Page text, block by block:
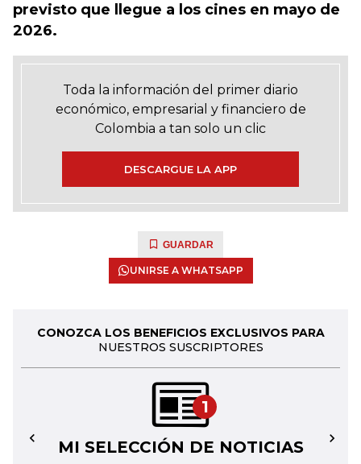
previsto que llegue a los cines en mayo de
2026.
Toda la información del primer diario
económico, empresarial y financiero de
Colombia a tan solo un clic
DESCARGUE LA APP
GUARDAR
UNIRSE A WHATSAPP
CONOZCA LOS BENEFICIOS EXCLUSIVOS PARA
NUESTROS SUSCRIPTORES
1
MI SELECCIÓN DE NOTICIAS
← →